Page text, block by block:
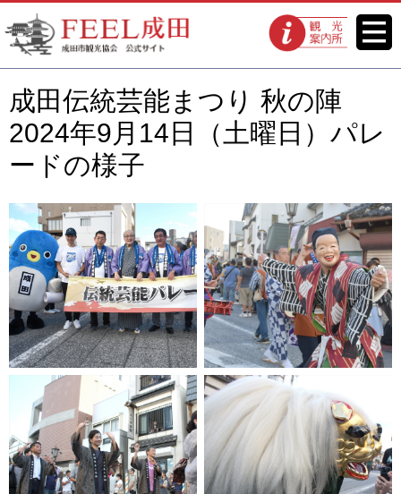
FEEL成田 成田市観光協会 公式
サイト
観光案内所
メニ
ュー
成田伝統芸能まつり 秋の陣
2024年9月14日（土曜日）パレ
ードの様子